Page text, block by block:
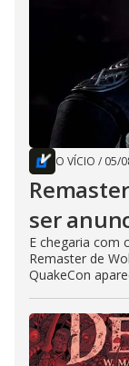
O VÍCIO / 05/
ser
E chegaria com
Remaster de
QuakeCon